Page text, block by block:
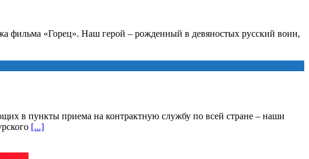
фильма «Горец». Наш герой – рожденный в девяностых русский воин,
в пункты приема на контрактную службу по всей стране – наши
[...]